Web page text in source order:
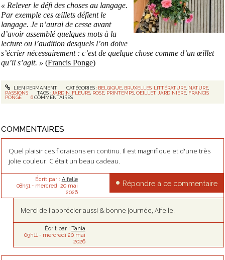
« Relever le défi des choses au langage.
Par exemple ces œillets défient le
langage. Je n’aurai de cesse avant
d’avoir assemblé quelques mots à la
lecture ou l’audition desquels l’on doive
s’écrier nécessairement : c’est de quelque chose comme d’un œillet
qu’il s’agit. » (Francis Ponge)
LIEN PERMANENT CATÉGORIES : BELGIQUE, BRUXELLES, LITTÉRATURE, NATURE,
PASSIONS
TAGS :JARDIN, FLEURS, ROSE, PRINTEMPS,OEILLET,JARDINIÈRE, FRANCIS
PONGE
6 COMMENTAIRES
COMMENTAIRES
Quel plaisir ces floraisons en continu. Il est magnifique et d'une très
jolie couleur. C'était un beau cadeau.
Écrit par : Aifelle
08h51 - mercredi 20 mai
2026
Répondre à ce commentaire
Merci de l'apprécier aussi & bonne journée, Aifelle.
Écrit par : Tania
09h11 - mercredi 20 mai
2026